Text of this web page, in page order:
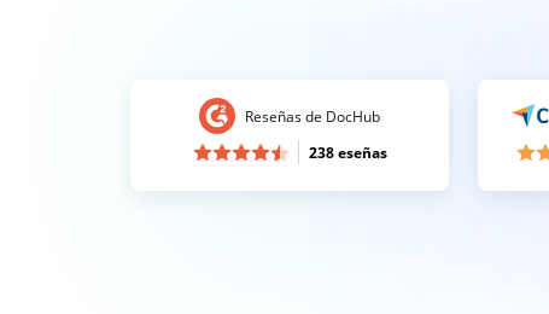
Reseñas de DocHub
238 eseñas